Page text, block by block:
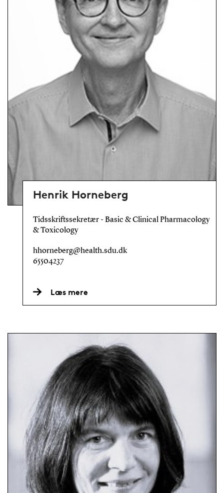
Henrik Horneberg
Tidsskriftssekretær - Basic & Clinical Pharmacology
& Toxicology
hhorneberg@health.sdu.dk
65504237
Læs mere